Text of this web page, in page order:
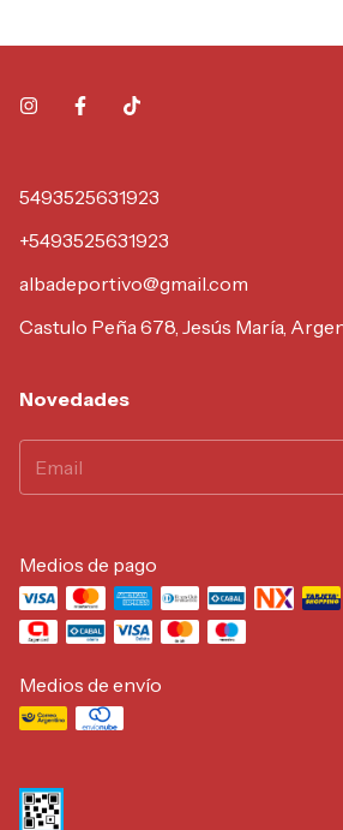
5493525631923
+5493525631923
albadeportivo@gmail.com
Castulo Peña 678, Jesús María,
Novedades
Medios de pago
Medios de envío